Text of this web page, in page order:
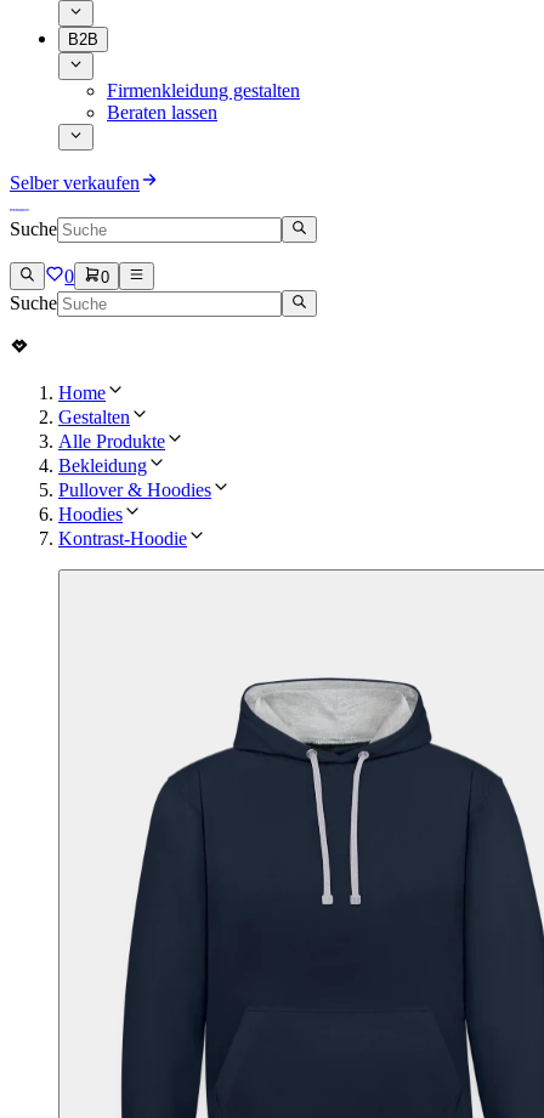
B2B
Firmenkleidung gestalten
Beraten lassen
Selber verkaufen
Suche
0 0
Suche
Home
Gestalten
Alle Produkte
Bekleidung
Pullover & Hoodies
Hoodies
Kontrast-Hoodie